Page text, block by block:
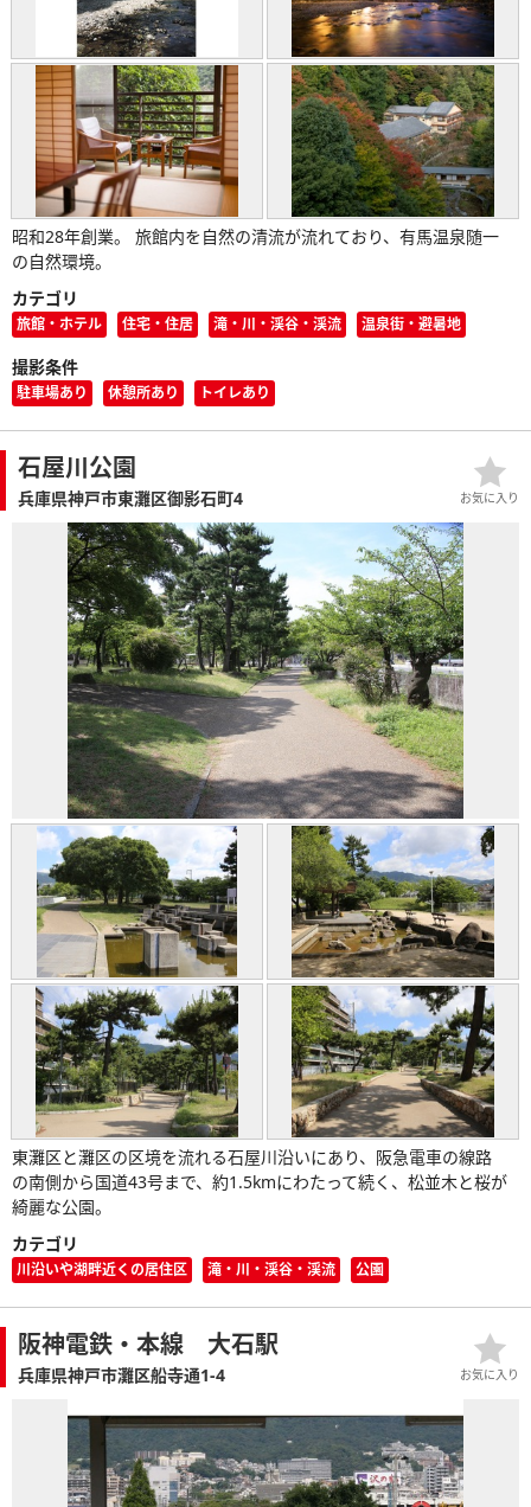
昭和28年創業。 旅館内を自然の清流が流れており、有馬温泉随一
の自然環境。
カテゴリ
旅館・ホテル 住宅・住居 滝・川・渓谷・渓流 温泉街・避暑地
撮影条件
駐車場あり 休憩所あり トイレあり
石屋川公園
兵庫県神戸市東灘区御影石町4
東灘区と灘区の区境を流れる石屋川沿いにあり、阪急電車の線路
の南側から国道43号まで、約1.5kmにわたって続く、松並木と桜が
綺麗な公園。
カテゴリ
川沿いや湖畔近くの居住区 滝・川・渓谷・渓流 公園
お気に入り
阪神電鉄・本線 大石駅
兵庫県神戸市灘区船寺通1-4 お気に入り